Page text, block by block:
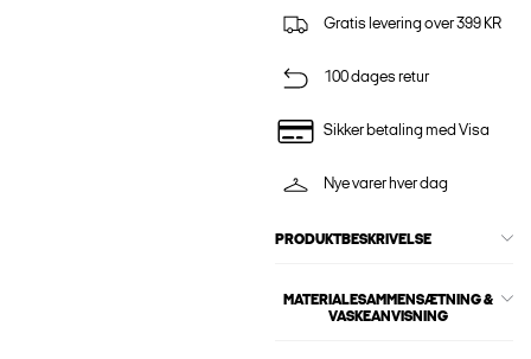
Gratis levering over 399 KR
100 dages retur
Sikker betaling med Visa
Nye varer hver dag
PRODUKTBESKRIVELSE
MATERIALESAMMENSÆTNING &
VASKEANVISNING